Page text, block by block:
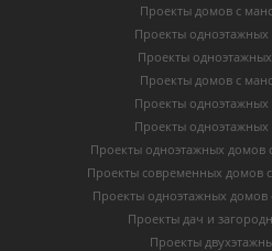
Проекты домов с
Проекты одноэтажных
Проекты
Проекты домов с
Проекты одноэтажных
Проекты одноэтажных
Проекты одноэтажных домов
Проекты современных домов
Проекты одноэтажных домов
Проекты дач и
Проекты